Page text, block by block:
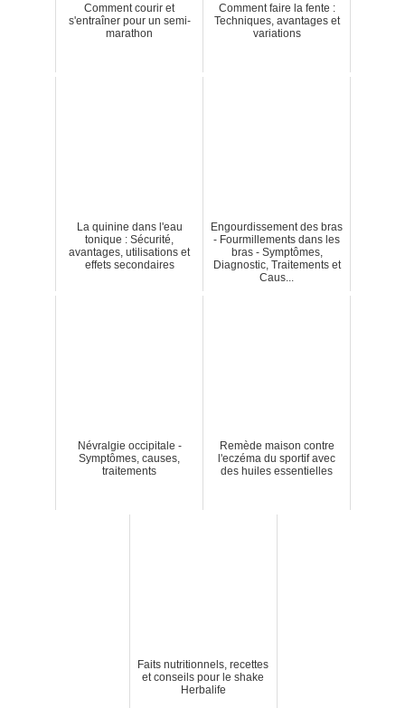
Comment courir et
s'entraîner pour un semi-
marathon
Comment faire la fente :
Techniques, avantages et
variations
La quinine dans l'eau
tonique : Sécurité,
avantages, utilisations et
effets secondaires
Engourdissement des bras
- Fourmillements dans les
bras - Symptômes,
Diagnostic, Traitements et
Caus...
Névralgie occipitale -
Symptômes, causes,
traitements
Remède maison contre
l'eczéma du sportif avec
des huiles essentielles
Faits nutritionnels, recettes
et conseils pour le shake
Herbalife